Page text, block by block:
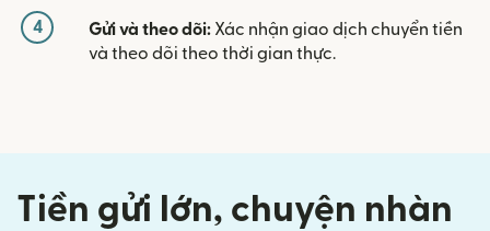
4 Gửi và theo dõi: Xác nhận giao dịch chuyển tiền
và theo dõi theo thời gian thực.
Tiền gửi lớn, chuyện nhàn